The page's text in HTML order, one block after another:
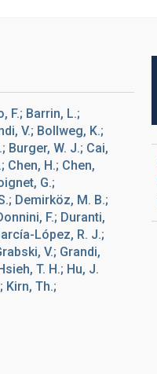
F.; Barrin, L.;
V.; Bollweg, K.;
Burger, W. J.; Cai,
Chen, H.; Chen,
G.;
Demirköz, M. B.;
F.; Duranti,
López, R. J.;
V.; Grandi,
T. H.; Hu, J.
Kirn, Th.;